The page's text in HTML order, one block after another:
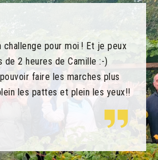
challenge pour moi ! Et je peux
de 2 heures de Camille :-)
faire les marches plus
les pattes et plein les yeux!!